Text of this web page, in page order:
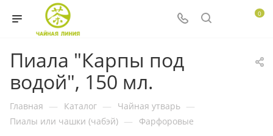
0
Пиала "Карпы под
водой", 150 мл.
Главная — Каталог — Чайная утварь —
Пиалы или чашки (чабэй) — Фарфоровые